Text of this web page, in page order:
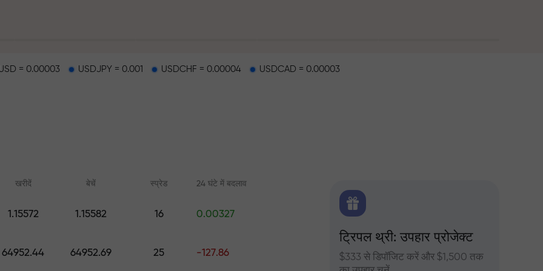
= 0.00003 USDJPY = 0.001 USDCHF = 0.00004 USDCAD = 0.00003
खरीदें बेचें स्प्रेड 24 घंटे में बदलाव
1.15572 1.15582 16 0.00327
64952.44 64952.69 25 -127.86
शुरुआत से ट्रेडिंग सीखें — सभी स्तरों के
फॉरेक्स, क्रिप्टो और फ्यूचर्स के दैनिक
ट्रिपल थ्री: उपहार प्रोजेक्ट
$333 से डिपॉजिट करें और $1,500 तक